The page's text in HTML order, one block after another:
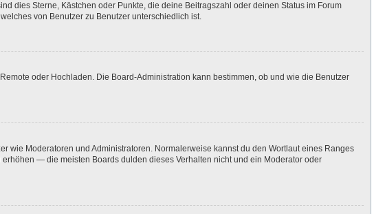
dies Sterne, Kästchen oder Punkte, die deine Beitragszahl oder deinen Status im Forum
von Benutzer zu Benutzer unterschiedlich ist.
oder Hochladen. Die Board-Administration kann bestimmen, ob und wie die Benutzer
wie Moderatoren und Administratoren. Normalerweise kannst du den Wortlaut eines Ranges
— die meisten Boards dulden dieses Verhalten nicht und ein Moderator oder